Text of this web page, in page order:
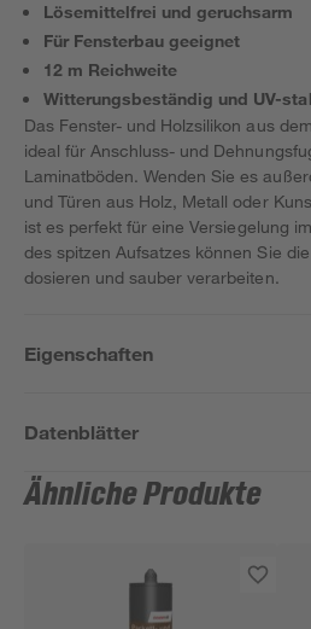
Lösemittelfrei und geruchsarm
Für Fensterbau geeignet
12 m Reichweite
Witterungsbeständig und UV-
Das Fenster- und Holzsilikon aus
ideal für Anschluss- und
Laminatböden. Wenden Sie es
und Türen aus Holz, Metall oder
ist es perfekt für eine Versiegelung
des spitzen Aufsatzes können Sie
dosieren und sauber verarbeiten.
Eigenschaften
Datenblätter
Ähnliche Produkte